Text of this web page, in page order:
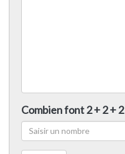
Combien font 2 + 2 + 2